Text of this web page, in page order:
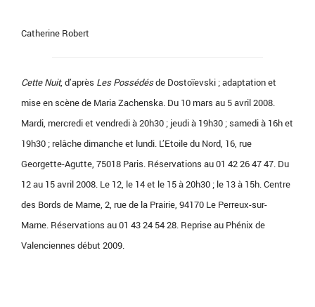
Catherine Robert
Cette Nuit, d’après Les Possédésde Dostoïevski ; adaptation et
mise en scène de Maria Zachenska. Du 10 mars au 5 avril 2008.
Mardi, mercredi et vendredi à 20h30 ; jeudi à 19h30 ; samedi à 16h et
19h30 ; relâche dimanche et lundi. L’Etoile du Nord, 16, rue
Georgette-Agutte, 75018 Paris. Réservations au 01 42 26 47 47. Du
12 au 15 avril 2008. Le 12, le 14 et le 15 à 20h30 ; le 13 à 15h. Centre
des Bords de Marne, 2, rue de la Prairie, 94170 Le Perreux-sur-
Marne. Réservations au 01 43 24 54 28. Reprise au Phénix de
Valenciennes début 2009.